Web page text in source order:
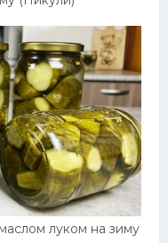
луком на зиму